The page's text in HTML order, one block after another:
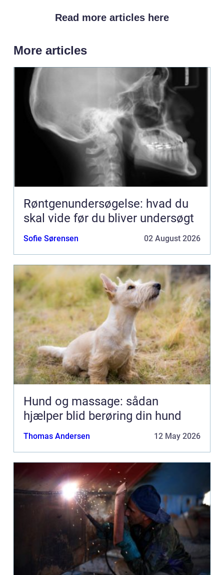
Read more articles here
More articles
Røntgenundersøgelse: hvad du
skal vide før du bliver undersøgt
Sofie Sørensen 02 August 2026
Hund og massage: sådan
hjælper blid berøring din hund
Thomas Andersen 12 May 2026